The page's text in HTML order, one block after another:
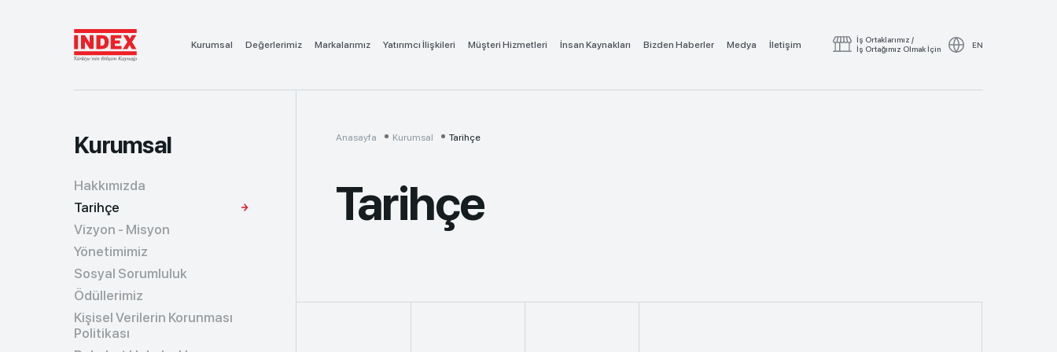
Kurumsal Değerlerimiz Markalarımız Yatırımcı İlişkileri Müşteri Hizmetleri İnsan Kaynakları Bizden Haberler Medya İletişim
İş Ortaklarımız /
İş Ortağımız Olmak İçin
EN
Kurumsal
Hakkımızda
Tarihçe
Vizyon - Misyon
Yönetimimiz
Sosyal Sorumluluk
Ödüllerimiz
Kişisel Verilerin Korunması
Politikası
Anasayfa Kurumsal Tarihçe
Tarihçe